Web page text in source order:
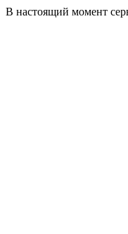
В настоящий момент